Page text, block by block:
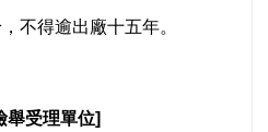
不得逾出廠十五年。
舉受理單位]